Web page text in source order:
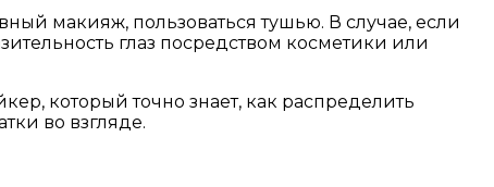
макияж, пользоваться тушью. В случае, если
глаз посредством косметики или
который точно знает, как распределить
во взгляде.